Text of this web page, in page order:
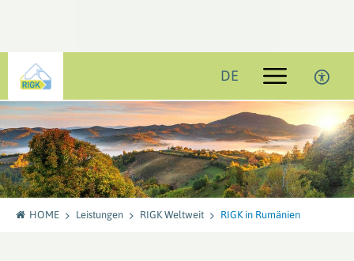
DE
HOME Leistungen RIGK Weltweit RIGK in Rumänien